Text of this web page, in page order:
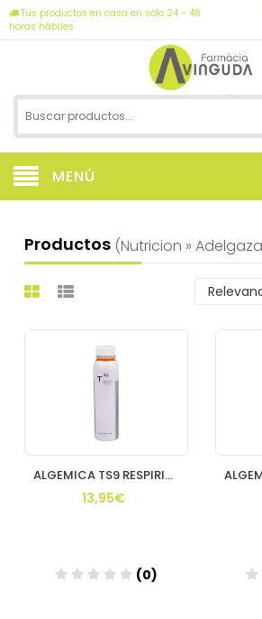
Tus productos en casa en sólo 24 - 48
horas hábiles
MENÚ
Productos (nutricion »
ALGEMICA TS9 RESPIRIOL DEFENSE JBE 175 ML
13,95€
(0)